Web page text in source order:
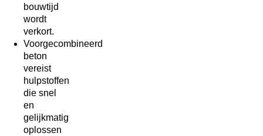
bouwtijd
wordt
verkort.
Voorgecombineerd
beton
vereist
hulpstoffen
die snel
en
gelijkmatig
oplossen